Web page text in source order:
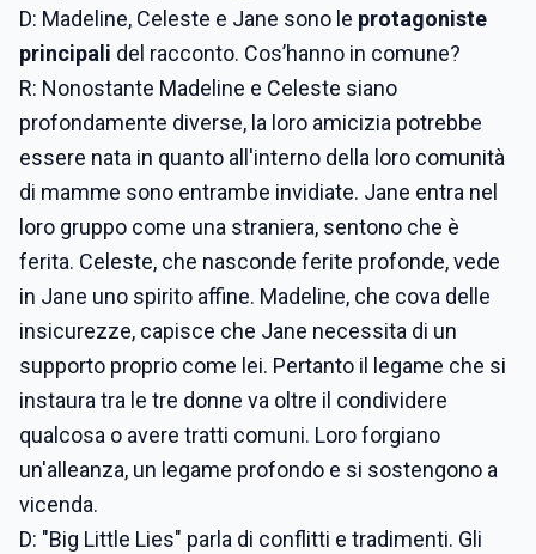
D: Madeline, Celeste e Jane sono le protagoniste
principali del racconto. Cos’hanno in comune?
R: Nonostante Madeline e Celeste siano
profondamente diverse, la loro amicizia potrebbe
essere nata in quanto all'interno della loro comunità
di mamme sono entrambe invidiate. Jane entra nel
loro gruppo come una straniera, sentono che è
ferita. Celeste, che nasconde ferite profonde, vede
in Jane uno spirito affine. Madeline, che cova delle
insicurezze, capisce che Jane necessita di un
supporto proprio come lei. Pertanto il legame che si
instaura tra le tre donne va oltre il condividere
qualcosa o avere tratti comuni. Loro forgiano
un'alleanza, un legame profondo e si sostengono a
vicenda.
D: "Big Little Lies" parla di conflitti e tradimenti. Gli